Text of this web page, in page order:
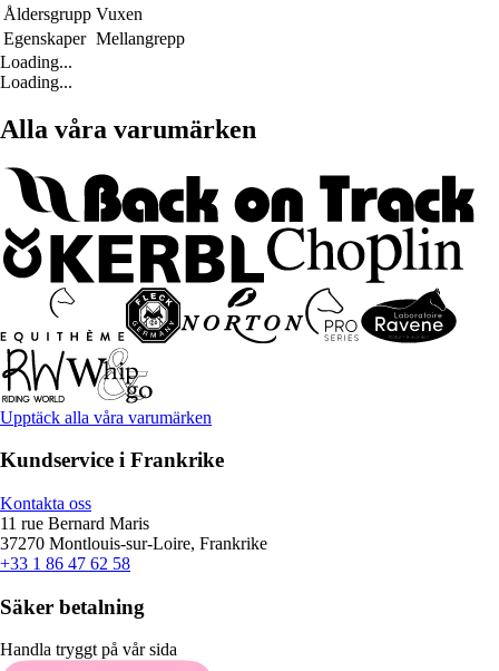
Åldersgrupp Vuxen
Egenskaper Mellangrepp
Loading...
Loading...
Alla våra varumärken
Upptäck alla våra varumärken
Kundservice i Frankrike
Kontakta oss
11 rue Bernard Maris
37270 Montlouis-sur-Loire, Frankrike
+33 1 86 47 62 58
Säker betalning
Handla tryggt på vår sida